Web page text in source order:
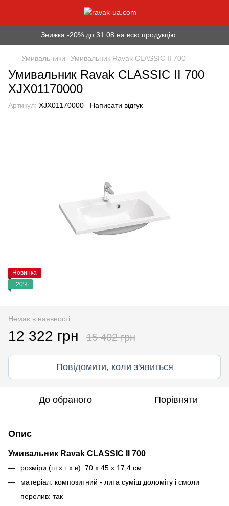
Знижка -20% до 31.08 на всю продукцію
Умивальники Умивальник Ravak CLASSIC II 700
Умивальник Ravak CLASSIC II 700
XJX01170000
Артикул: XJX01170000 Написати відгук
Новинка
−20%
Немає в наявності
12 322 грн 15 402 грн
Повідомити, коли з'явиться
До обраного Порівняти
Опис
Умивальник Ravak CLASSIC II 700
розміри (ш x г x в): 70 x 45 x 17,4 см
матеріал: композитний - лита суміш доломіту і смоли
перелив: так